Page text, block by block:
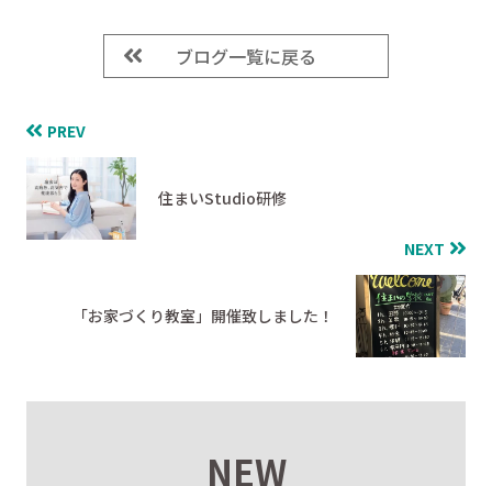
ブログ一覧に戻る
PREV
住まいStudio研修
NEXT
「お家づくり教室」開催致しました！
NEW